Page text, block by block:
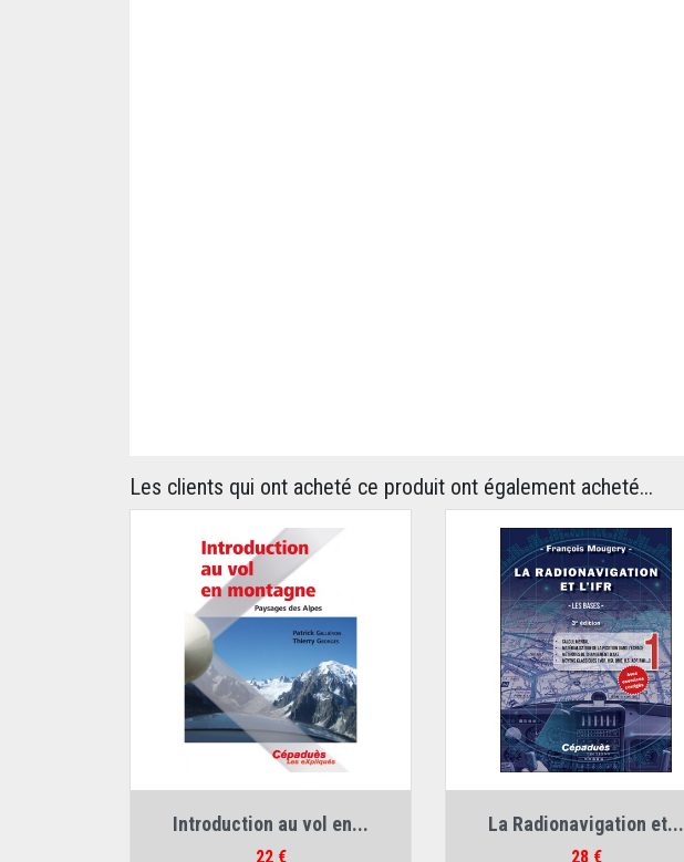
Les clients qui ont acheté ce produit ont également acheté...
Introduction au vol en...
Prix
22 €
La Radionavigation et...
Prix
28 €